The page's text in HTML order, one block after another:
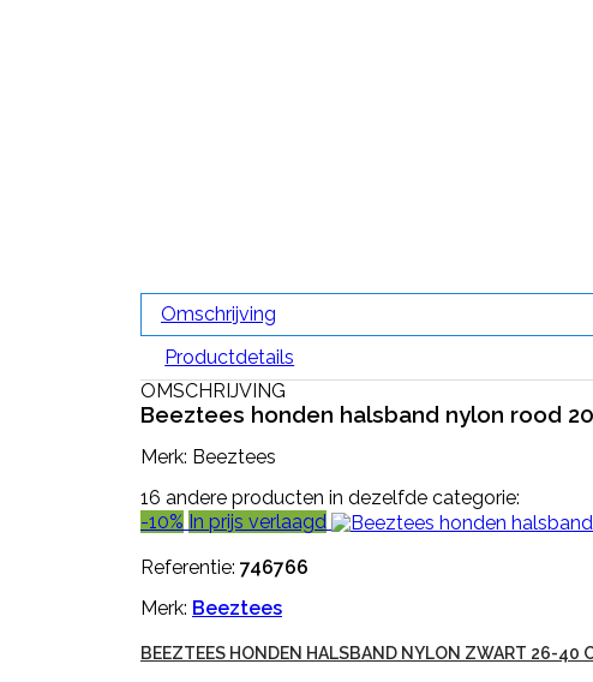
Omschrijving
Productdetails
OMSCHRIJVING
Beeztees honden halsband nylon rood
Merk: Beeztees
16 andere producten in dezelfde categorie:
-10% In prijs verlaagd
Referentie: 746766
Merk: Beeztees
BEEZTEES HONDEN HALSBAND NYLON ZWART 26-40